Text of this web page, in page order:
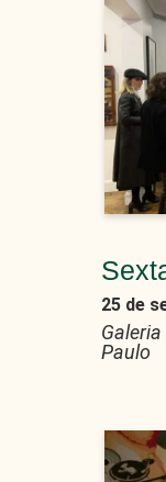
25 de
Paulo